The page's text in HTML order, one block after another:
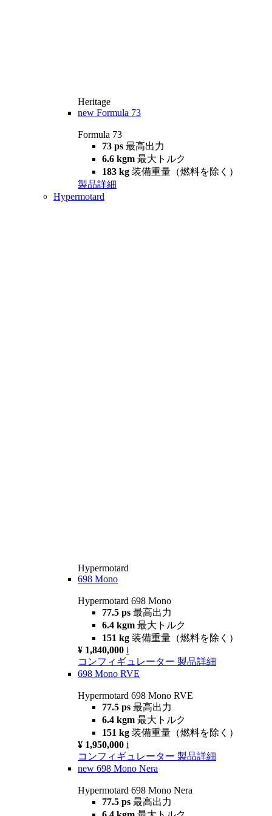
Heritage
new Formula 73
Formula 73
73 ps 最高出力
6.6 kgm 最大トルク
183 kg 装備重量（燃料を除く）
製品詳細
Hypermotard
Hypermotard
698 Mono
Hypermotard 698 Mono
77.5 ps 最高出力
6.4 kgm 最大トルク
151 kg 装備重量（燃料を除く）
¥ 1,840,000 i
コンフィギュレーター 製品詳細
698 Mono RVE
Hypermotard 698 Mono RVE
77.5 ps 最高出力
6.4 kgm 最大トルク
151 kg 装備重量（燃料を除く）
¥ 1,950,000 i
コンフィギュレーター 製品詳細
new 698 Mono Nera
Hypermotard 698 Mono Nera
77.5 ps 最高出力